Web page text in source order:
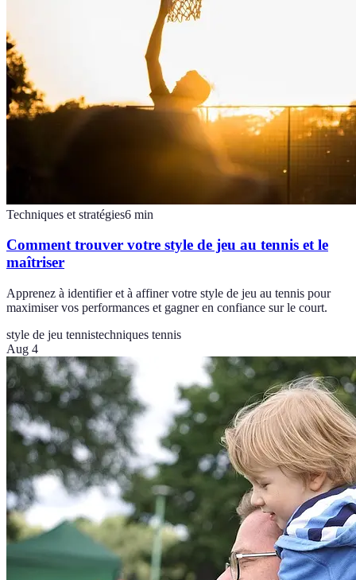
Techniques et stratégies6 min
Comment trouver votre style de jeu au tennis et le
maîtriser
Apprenez à identifier et à affiner votre style de jeu au tennis pour
maximiser vos performances et gagner en confiance sur le court.
style de jeu tennistechniques tennis
Aug 4